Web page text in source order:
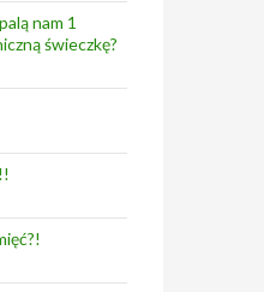
nam 1
świeczkę?